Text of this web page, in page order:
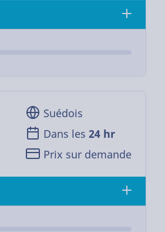
Suédois
Dans les 24 hr
Prix sur demande